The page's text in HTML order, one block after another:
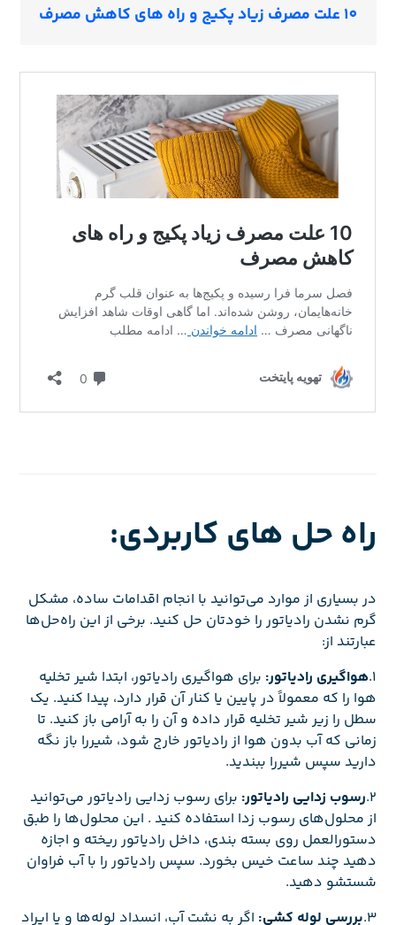
10 علت مصرف زیاد پکیج و راه های کاهش مصرف
راه حل های کاربردی:
در بسیاری از موارد می‌توانید با انجام اقدامات ساده، مشکل
گرم نشدن رادیاتور را خودتان حل کنید. برخی از این راه‌حل‌ها
عبارتند از:
1. هواگیری رادیاتور: برای هواگیری رادیاتور، ابتدا شیر تخلیه
هوا را که معمولاً در پایین یا کنار آن قرار دارد، پیدا کنید. یک
سطل را زیر شیر تخلیه قرار داده و آن را به آرامی باز کنید. تا
زمانی که آب بدون هوا از رادیاتور خارج شود، شیررا باز نگه
دارید سپس شیررا ببندید.
2. رسوب زدایی رادیاتور: برای رسوب زدایی رادیاتور می‌توانید
از محلول‌های رسوب زدا استفاده کنید . این محلول‌ها را طبق
دستورالعمل روی بسته بندی، داخل رادیاتور ریخته و اجازه
دهید چند ساعت خیس بخورد. سپس رادیاتور را با آب فراوان
شستشو دهید.
3. بررسی لوله کشی: اگر به نشت آب، انسداد لوله‌ها و یا ایراد